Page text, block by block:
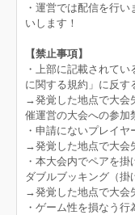
・運営では配信を行
いします！
【禁止事項】
・上部に記載されて
に関する規約」に反す
→発覚した地点で大会
催運営の大会への参加
・申請にないプレイ
→発覚した地点で大会
・本大会内でペアを
ダブルブッキング（掛
→発覚した地点で大会
・ゲーム性を損なう行